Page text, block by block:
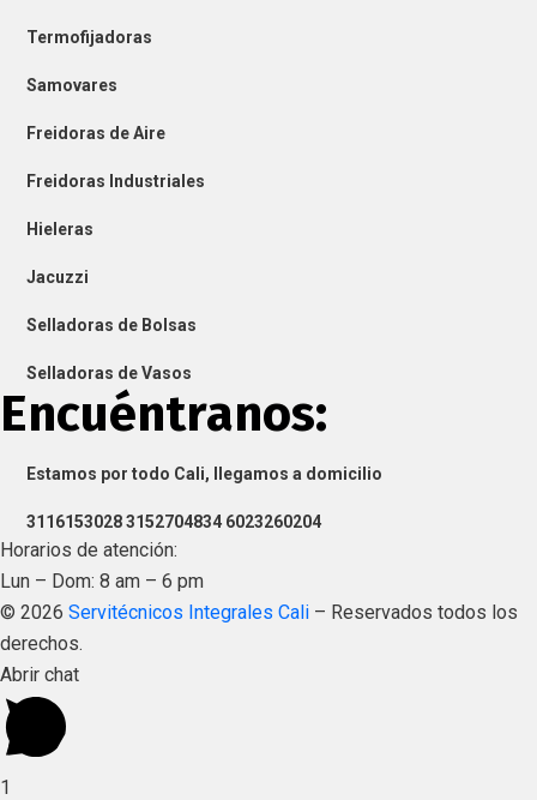
Termofijadoras
Samovares
Freidoras de Aire
Freidoras Industriales
Hieleras
Jacuzzi
Selladoras de Bolsas
Selladoras de Vasos
Encuéntranos:
Estamos por todo Cali, llegamos a domicilio
3116153028 3152704834 6023260204
Horarios de atención:
Lun – Dom: 8 am – 6 pm
© 2026 Servitécnicos Integrales Cali – Reservados todos los
derechos.
Abrir chat
1